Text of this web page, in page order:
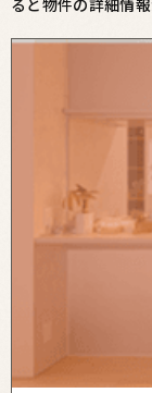
ると物件の詳細情